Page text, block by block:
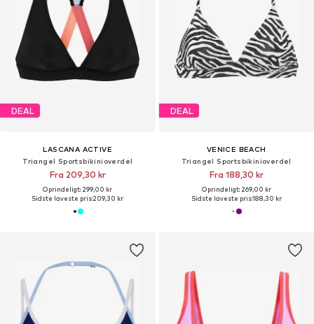
DEAL
LASCANA ACTIVE
Triangel Sportsbikinioverdel
Fra 209,30 kr
Oprindeligt: 299,00 kr
Sidste laveste pris:209,30 kr
DEAL
VENICE BEACH
Triangel Sportsbikinioverdel
Fra 188,30 kr
Oprindeligt: 269,00 kr
Sidste laveste pris:188,30 kr